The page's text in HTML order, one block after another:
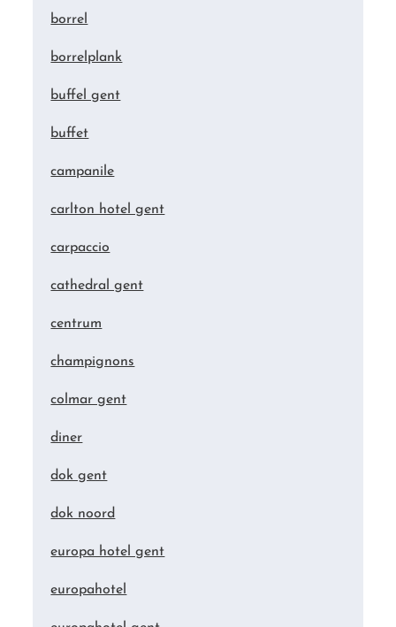
borrel
borrelplank
buffel gent
buffet
campanile
carlton hotel gent
carpaccio
cathedral gent
centrum
champignons
colmar gent
diner
dok gent
dok noord
europa hotel gent
europahotel